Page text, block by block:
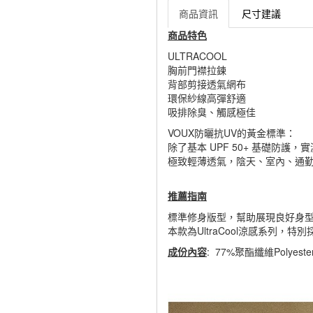
商品資訊
尺寸建議
商品特色
ULTRACOOL
胸前門襟拉鍊
背部剪接透氣網布
環保紗線高彈舒適
吸排除臭、觸感極佳
VOUX防曬抗UV的黃金標準：
除了基本 UPF 50+ 基礎防護，
極致輕薄透氣，陰天、室內、通
推薦指南
標準修身版型，幫助展現良好身
本款為UltraCool涼感系列，特別
成份內容: 77%聚酯纖維